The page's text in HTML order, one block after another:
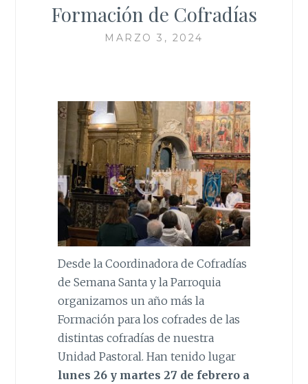
Formación de Cofradías
MARZO 3, 2024
Desde la Coordinadora de Cofradías
de Semana Santa y la Parroquia
organizamos un año más la
Formación para los cofrades de las
distintas cofradías de nuestra
Unidad Pastoral. Han tenido lugar
lunes 26 y martes 27 de febrero a